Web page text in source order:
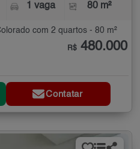
1 vaga 80 m²
com 2 quartos - 80 m²
R$ 480.000
Contatar